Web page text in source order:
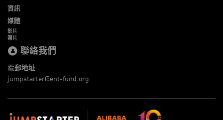
資訊
媒體
影片
照片
聯絡我們
電郵地址
jumpstarter@ent-fund.org